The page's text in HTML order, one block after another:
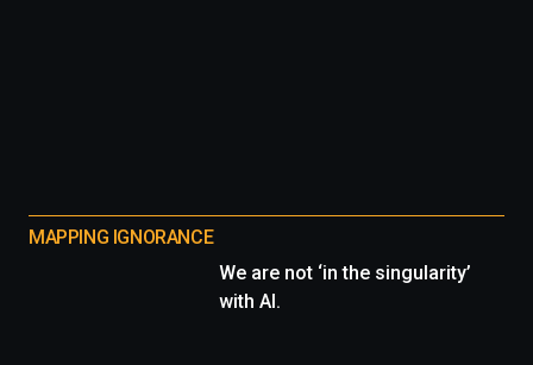
MAPPING IGNORANCE
We are not ‘in the singularity’
with AI.